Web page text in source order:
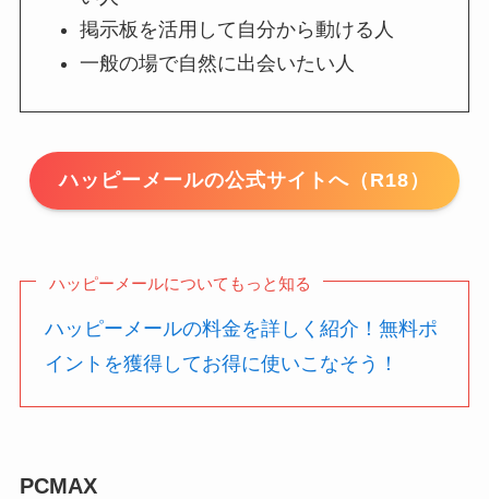
掲示板を活用して自分から動ける人
一般の場で自然に出会いたい人
ハッピーメールの公式サイトへ（R18）
ハッピーメールについてもっと知る
ハッピーメールの料金を詳しく紹介！無料ポ
イントを獲得してお得に使いこなそう！
PCMAX